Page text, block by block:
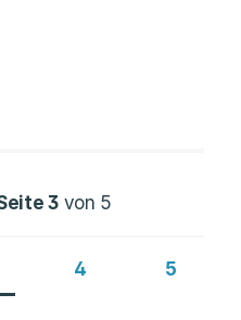
3von 5
4 5